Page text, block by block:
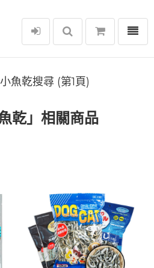
選單
小魚乾搜尋 (第1頁)
乾」相關商品